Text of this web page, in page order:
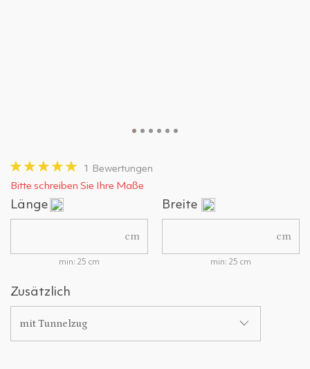
1 Bewertungen
Bitte schreiben Sie Ihre Maße
Länge
cm
min: 25 cm
Breite
cm
min: 25 cm
Zusätzlich
mit Tunnelzug